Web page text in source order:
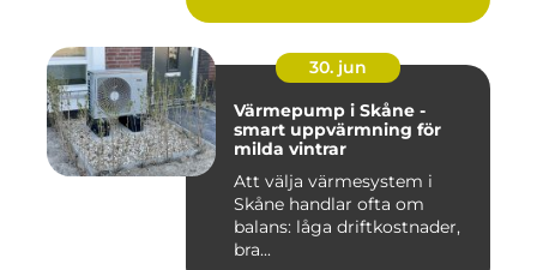
30. jun
Värmepump i Skåne -
smart uppvärmning för
milda vintrar
Att välja värmesystem i
Skåne handlar ofta om
balans: låga driftkostnader,
bra...